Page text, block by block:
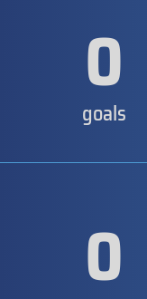
0
goals
0